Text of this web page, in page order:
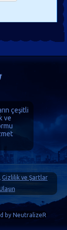
çeşitli
ve
Gizlilik ve Şartlar
by NeutralizeR